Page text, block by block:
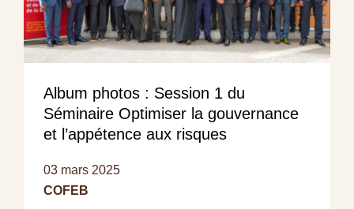
Album photos : Session 1 du
Séminaire Optimiser la gouvernance
et l’appétence aux risques
03 mars 2025
COFEB